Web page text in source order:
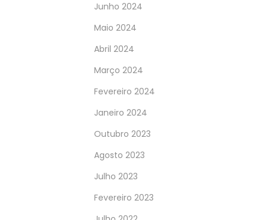
Junho 2024
Maio 2024
Abril 2024
Março 2024
Fevereiro 2024
Janeiro 2024
Outubro 2023
Agosto 2023
Julho 2023
Fevereiro 2023